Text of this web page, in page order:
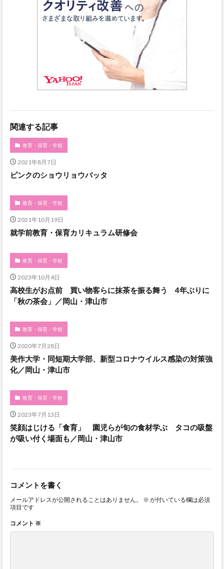
関連する記事
教育・保育・学校
2021年8月7日
ピンクのショウリョウバッタ
教育・保育・学校
2021年10月19日
就学前教育・保育カリキュラム研修会
教育・保育・学校
2023年10月4日
高校生がお点前 買い物客らに抹茶を振る舞う 4年ぶりに
「秋の茶会」／岡山・津山市
教育・保育・学校
2020年7月28日
美作大学・同短期大学部、新型コロナウイルス感染の対策強
化／岡山・津山市
教育・保育・学校
2023年7月13日
笑顔はじける「食育」 園児らが旬の食材学ぶ タコの吸盤
が吸い付く場面も／岡山・津山市
コメントを書く
メールアドレスが公開されることはありません。 ※ が付いている欄は必須
項目です
コメント ※